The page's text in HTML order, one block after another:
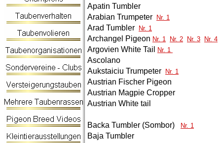
Apatin Tumbler
Arabian Trumpeter
Nr. 1
Arad Tumbler Nr. 1
Archangel Pigeon Nr. 1 Nr. 2 Nr. 3 Nr. 4
Argovien White Tail Nr. 1
Ascolano
Aukstaiciu Trumpeter
Nr. 1
Austrian Fischer Pigeon
Austrian Magpie Cropper
Austrian White tail
Backa Tumbler (Sombor) Nr. 1
Baja Tumbler